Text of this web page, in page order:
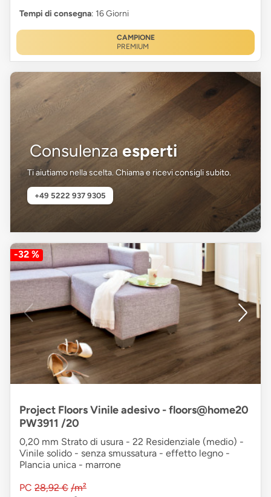
Tempi di consegna: 16 Giorni
CAMPIONE
PREMIUM
Consulenza esperti
Ti aiutiamo nella scelta. Chiama e ricevi consigli subito.
+49 5222 937 9305
-32 %
Project Floors Vinile adesivo - floors@home20
PW3911 /20
0,20 mm Strato di usura - 22 Residenziale (medio) -
Vinile solido - senza smussatura - effetto legno -
Plancia unica - marrone
PC 28,92 € /m²